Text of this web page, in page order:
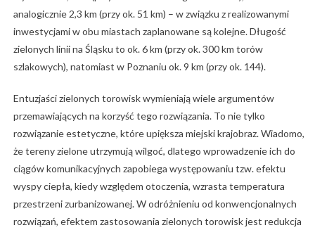
analogicznie 2,3 km (przy ok. 51 km) – w związku z realizowanymi
inwestycjami w obu miastach zaplanowane są kolejne. Długość
zielonych linii na Śląsku to ok. 6 km (przy ok. 300 km torów
szlakowych), natomiast w Poznaniu ok. 9 km (przy ok. 144).
Entuzjaści zielonych torowisk wymieniają wiele argumentów
przemawiających na korzyść tego rozwiązania. To nie tylko
rozwiązanie estetyczne, które upiększa miejski krajobraz. Wiadomo,
że tereny zielone utrzymują wilgoć, dlatego wprowadzenie ich do
ciągów komunikacyjnych zapobiega występowaniu tzw. efektu
wyspy ciepła, kiedy względem otoczenia, wzrasta temperatura
przestrzeni zurbanizowanej. W odróżnieniu od konwencjonalnych
rozwiązań, efektem zastosowania zielonych torowisk jest redukcja